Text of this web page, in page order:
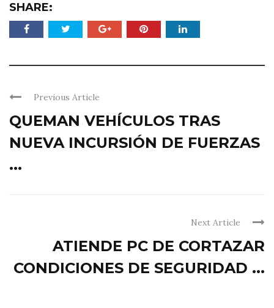
SHARE:
Previous Article
QUEMAN VEHÍCULOS TRAS
NUEVA INCURSIÓN DE FUERZAS
...
Next Article
ATIENDE PC DE CORTAZAR
CONDICIONES DE SEGURIDAD ...